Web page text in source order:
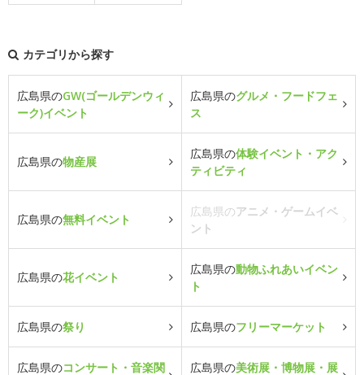
カテゴリから探す
広島県のGW(ゴールデンウィ
ーク)イベント
広島県のグルメ・フードフェ
ス
広島県の物産展
広島県の体験イベント・アク
ティビティ
広島県の無料イベント
広島県のアニメ・ゲームイベ
ント
広島県の花イベント
広島県の動物ふれあいイベン
ト
広島県の祭り 広島県のフリーマーケット
広島県のコンサート・音楽関
広島県の美術展・博物展・展